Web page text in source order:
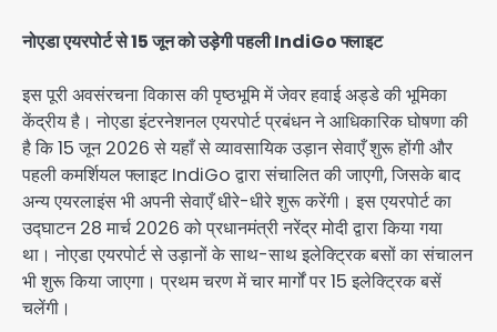
नोएडा एयरपोर्ट से 15 जून को उड़ेगी पहली IndiGo फ्लाइट
इस पूरी अवसंरचना विकास की पृष्ठभूमि में जेवर हवाई अड्डे की भूमिका
केंद्रीय है। नोएडा इंटरनेशनल एयरपोर्ट प्रबंधन ने आधिकारिक घोषणा की
है कि 15 जून 2026 से यहाँ से व्यावसायिक उड़ान सेवाएँ शुरू होंगी और
पहली कमर्शियल फ्लाइट IndiGo द्वारा संचालित की जाएगी, जिसके बाद
अन्य एयरलाइंस भी अपनी सेवाएँ धीरे-धीरे शुरू करेंगी। इस एयरपोर्ट का
उद्घाटन 28 मार्च 2026 को प्रधानमंत्री नरेंद्र मोदी द्वारा किया गया
था। नोएडा एयरपोर्ट से उड़ानों के साथ-साथ इलेक्ट्रिक बसों का संचालन
भी शुरू किया जाएगा। प्रथम चरण में चार मार्गों पर 15 इलेक्ट्रिक बसें
चलेंगी।